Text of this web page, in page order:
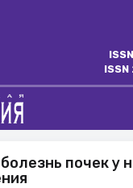
почек у